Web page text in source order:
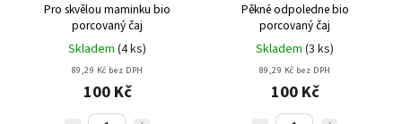
Pro skvělou maminku bio
porcovaný čaj
Skladem (4 ks)
89,29 Kč bez DPH
100 Kč
Pěkné odpoledne bio
porcovaný čaj
Skladem (3 ks)
89,29 Kč bez DPH
100 Kč